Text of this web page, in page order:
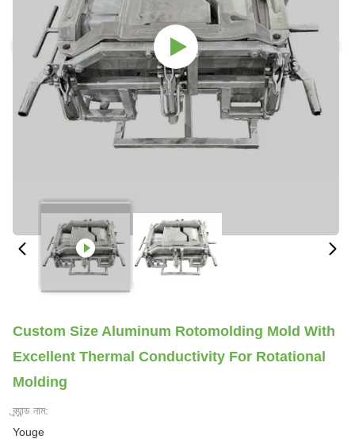
Custom Size Aluminum Rotomolding Mold With
Excellent Thermal Conductivity For Rotational
Molding
ব্র্যান্ড নাম:
Youge